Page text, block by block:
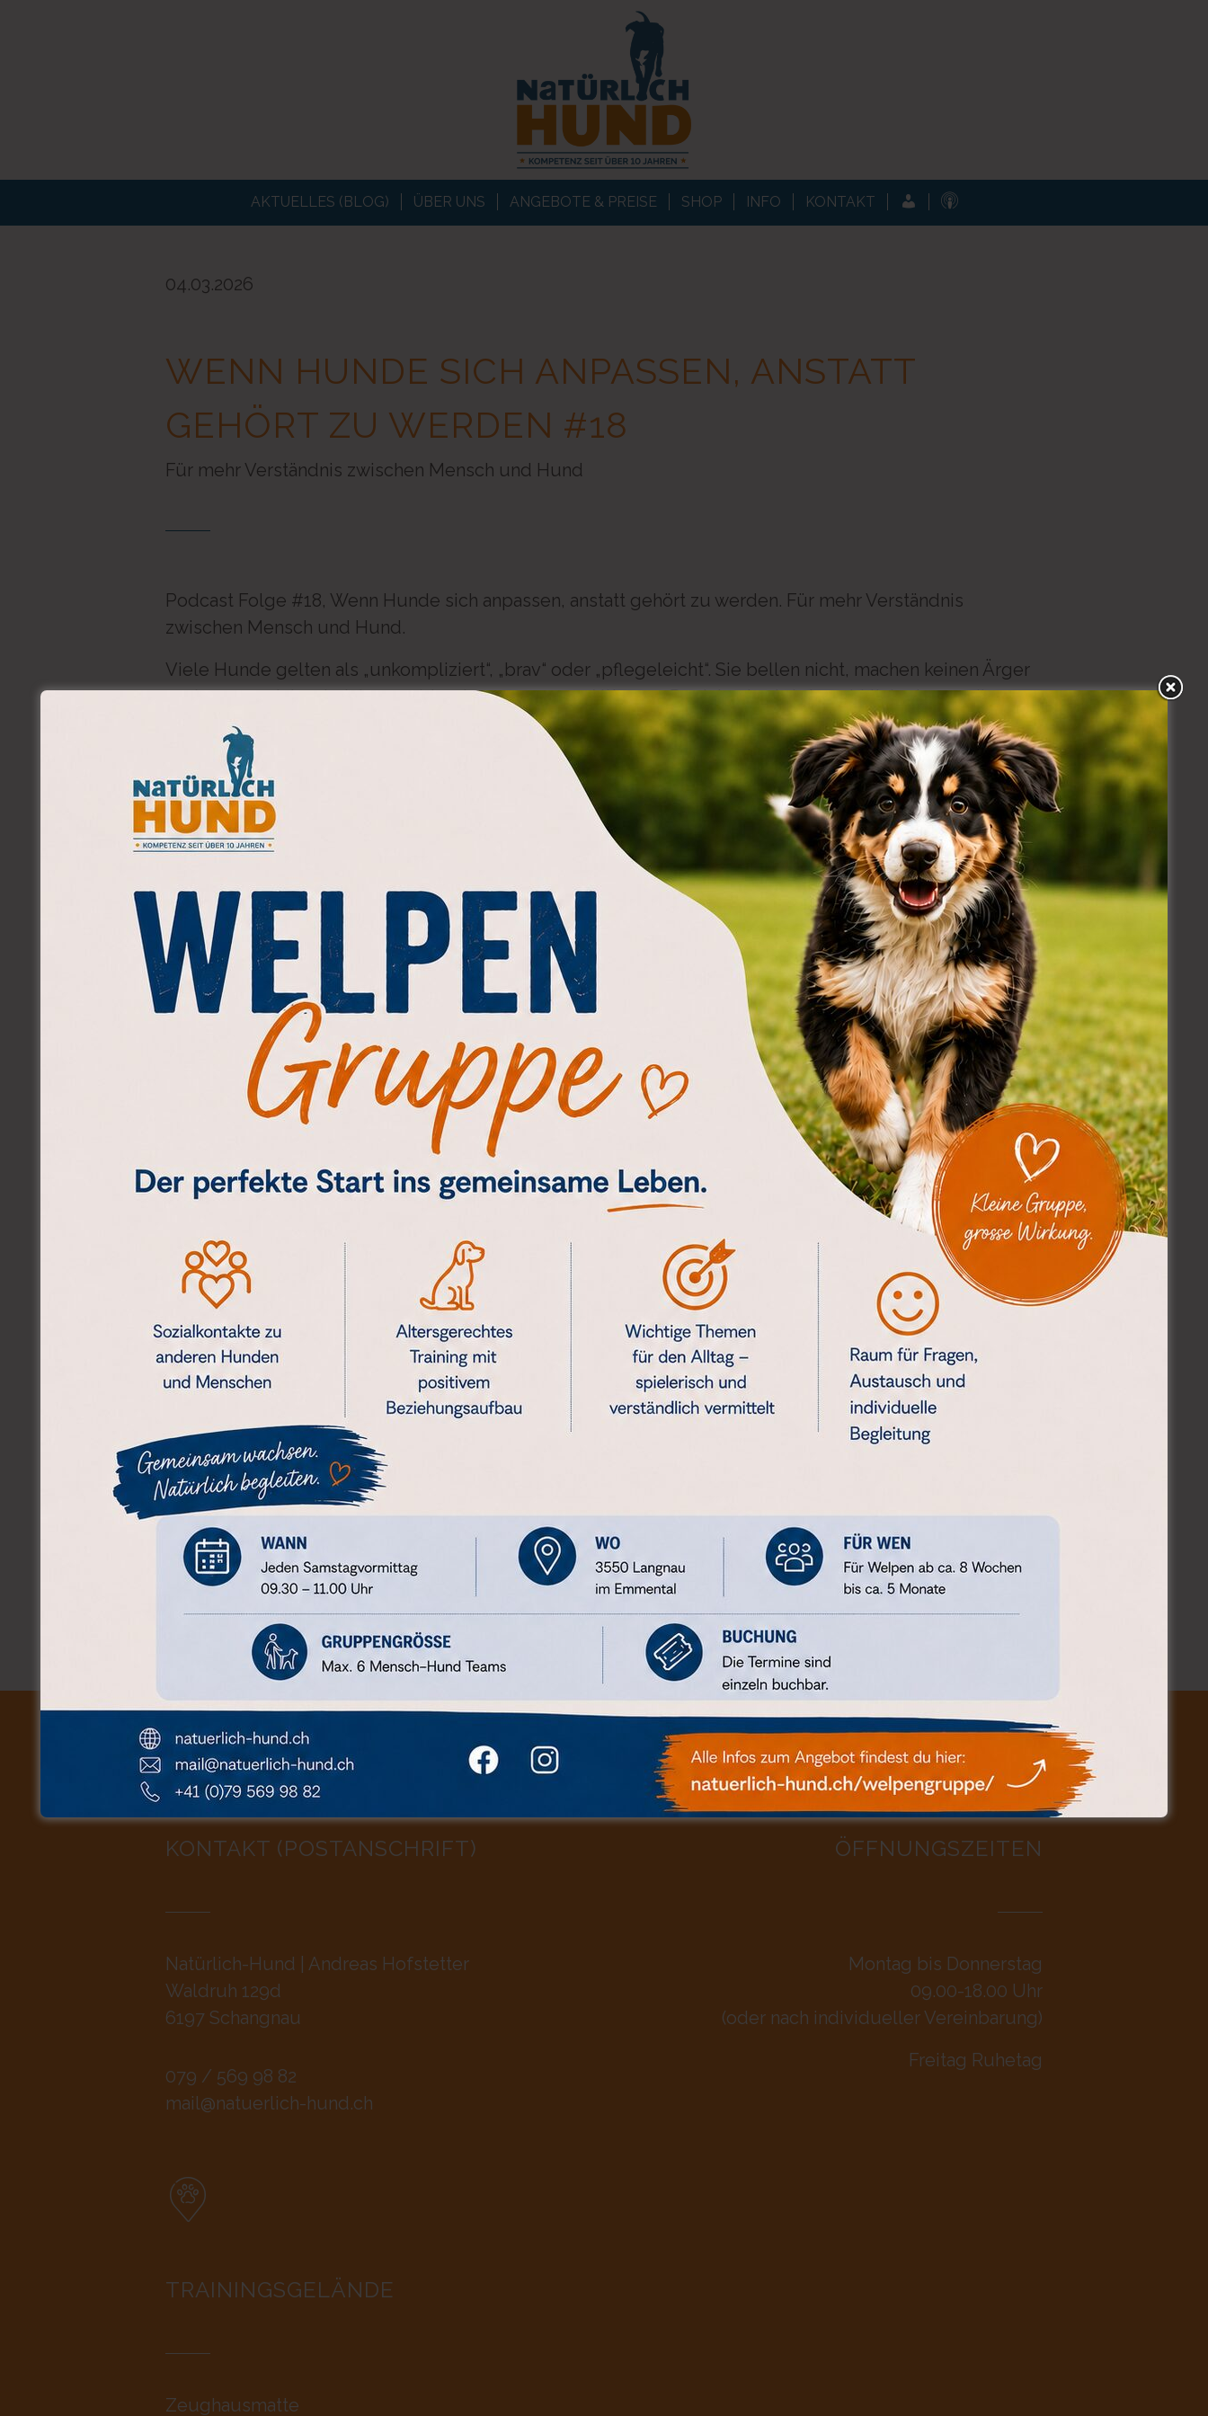
AKTUELLES (BLOG) ÜBER UNS ANGEBOTE & PREISE SHOP INFO KONTAKT KUNDENPORTAL
PODCAST
04.03.2026
WENN HUNDE SICH ANPASSEN, ANSTATT
GEHÖRT ZU WERDEN #18
Für mehr Verständnis zwischen Mensch und Hund
Podcast Folge #18, Wenn Hunde sich anpassen, anstatt gehört zu werden. Für mehr Verständnis
zwischen Mensch und Hund.
Viele Hunde gelten als „unkompliziert“, „brav“ oder „pflegeleicht“. Sie bellen nicht, machen keinen Ärger
und passen sich scheinbar problemlos an unseren Alltag an. Doch bedeutet das wirklich, dass es ihnen
gut geht?
In dieser Episode sprechen wir darüber, wie oft Hunde sich still anpassen – und wie leicht ihre
Bedürfnisse dabei übersehen werden. Wir beleuchten den Unterschied zwischen einem Hund, der
wirklich entspannt ist, und einem Hund, der gelernt hat, einfach zu funktionieren.
Es geht um Ehrlichkeit, Verantwortung und darum, unsere Hunde wirklich zu sehen – statt nur das
Verhalten, das für uns bequem ist.
VIDEO-PODCAST (#18, YOUTUBE)
KONTAKT (POSTANSCHRIFT)
Natürlich-Hund | Andreas Hofstetter
Waldruh 129d
6197 Schangnau
079 / 569 98 82
mail@natuerlich-hund.ch
TRAININGSGELÄNDE
Zeughausmatte
ÖFFNUNGSZEITEN
Montag bis Donnerstag
09.00-18.00 Uhr
(oder nach individueller Vereinbarung)
Freitag Ruhetag